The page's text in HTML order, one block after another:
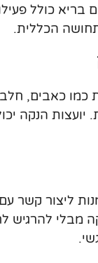
בריא כולל
הכללית.
כמו כאבים,
הנקה
ליצור קשר
מבלי להרגיש